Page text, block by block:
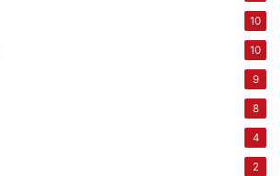
10
10
9
8
4
2